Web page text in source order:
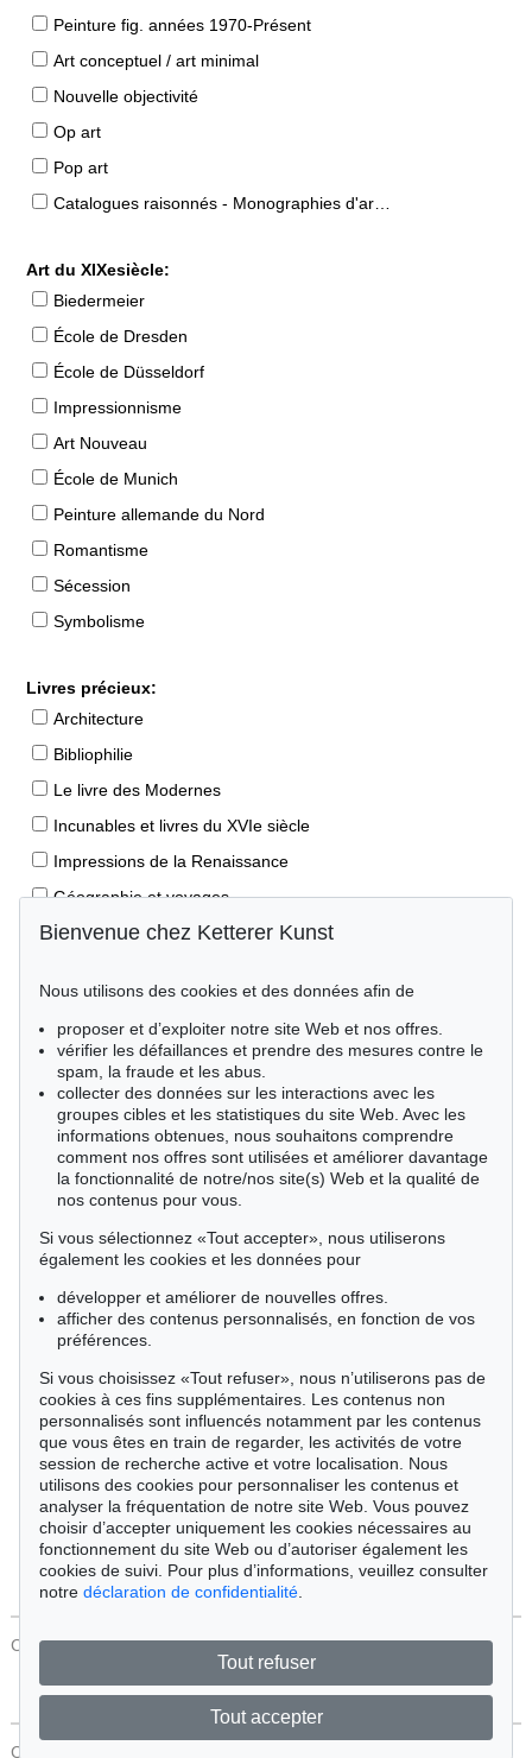
Peinture fig. années 1970-Présent
Art conceptuel / art minimal
Nouvelle objectivité
Op art
Pop art
Catalogues raisonnés - Monographies d'artistes
Art du XIXesiècle:
Biedermeier
École de Dresden
École de Düsseldorf
Impressionnisme
Art Nouveau
École de Munich
Peinture allemande du Nord
Romantisme
Sécession
Symbolisme
Livres précieux:
Architecture
Bibliophilie
Le livre des Modernes
Incunables et livres du XVIe siècle
Impressions de la Renaissance
Géographie et voyages
Éditions princeps
Livres pour enfants
Style de vie
Événements clés des sciences naturelles
Littérature mondiale
Littérature économique
Cimélie
Trier par:
Tous les objets
Offres actuelles
Objets vendus
Chercher
CONTACT Protection Des Données
CONTACT
Bienvenue chez Ketterer Kunst
Nous utilisons des cookies et des données afin de
proposer et d’exploiter notre site Web et nos offres.
vérifier les défaillances et prendre des mesures contre le
spam, la fraude et les abus.
collecter des données sur les interactions avec les
groupes cibles et les statistiques du site Web. Avec les
informations obtenues, nous souhaitons comprendre
comment nos offres sont utilisées et améliorer davantage
la fonctionnalité de notre/nos site(s) Web et la qualité de
nos contenus pour vous.
Si vous sélectionnez «Tout accepter», nous utiliserons
également les cookies et les données pour
développer et améliorer de nouvelles offres.
afficher des contenus personnalisés, en fonction de vos
préférences.
Si vous choisissez «Tout refuser», nous n’utiliserons pas de
cookies à ces fins supplémentaires. Les contenus non
personnalisés sont influencés notamment par les contenus
que vous êtes en train de regarder, les activités de votre
session de recherche active et votre localisation. Nous
utilisons des cookies pour personnaliser les contenus et
analyser la fréquentation de notre site Web. Vous pouvez
choisir d’accepter uniquement les cookies nécessaires au
fonctionnement du site Web ou d’autoriser également les
cookies de suivi. Pour plus d’informations, veuillez consulter
notre déclaration de confidentialité
Tout refuser
Tout accepter